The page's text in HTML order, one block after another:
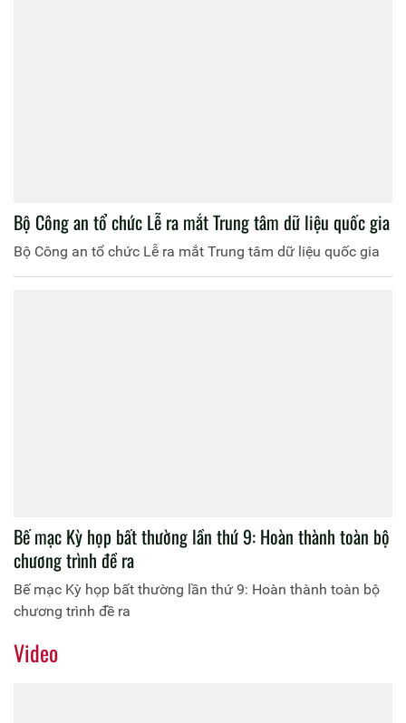
Bộ Công an tổ chức Lễ ra mắt Trung tâm dữ liệu quốc gia
Bộ Công an tổ chức Lễ ra mắt Trung tâm dữ liệu quốc gia
Bế mạc Kỳ họp bất thường lần thứ 9: Hoàn thành toàn bộ
chương trình đề ra
Bế mạc Kỳ họp bất thường lần thứ 9: Hoàn thành toàn bộ
chương trình đề ra
Video